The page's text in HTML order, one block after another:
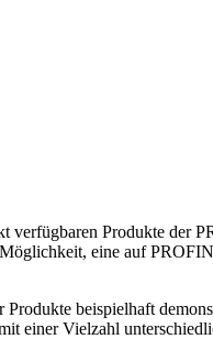
verfügbaren Produkte der
eine auf
beispielhaft
Vielzahl